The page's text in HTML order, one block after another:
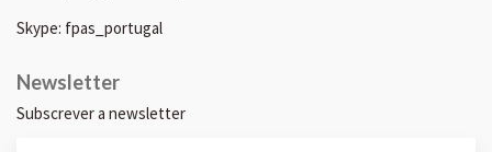
Skype: fpas_portugal
Newsletter
Subscrever a newsletter